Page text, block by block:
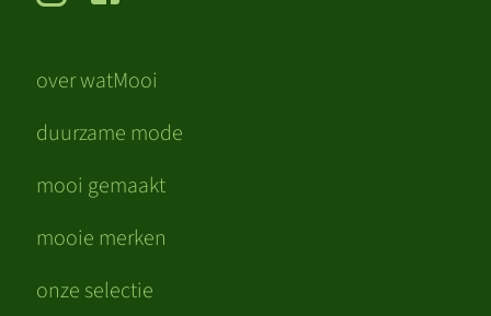
over watMooi
duurzame mode
mooi gemaakt
mooie merken
onze selectie